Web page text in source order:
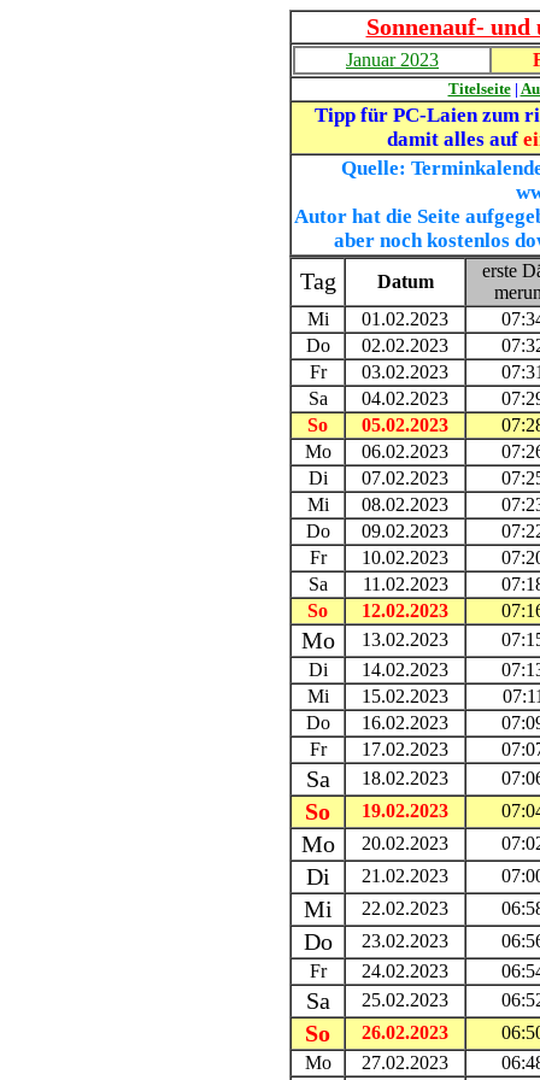
Sonnenauf-
Januar 2023
Titelseite|
Tipp für PC-Laien zum
damit alles auf
Quelle:
Autor hat die Seite
aber noch kostenlos
Tag Datum
erste
Mi
01.02.2023
Do
02.02.2023
Fr
03.02.2023
Sa
04.02.2023
So
05.02.2023
Mo
06.02.2023
Di
07.02.2023
Mi
08.02.2023
Do
09.02.2023
Fr
10.02.2023
Sa
11.02.2023
So
12.02.2023
Mo 13.02.2023
Di
14.02.2023
Mi
15.02.2023
Do
16.02.2023
Fr
17.02.2023
Sa 18.02.2023
So 19.02.2023
Mo 20.02.2023
Di 21.02.2023
Mi 22.02.2023
Do 23.02.2023
Fr
24.02.2023
Sa 25.02.2023
So 26.02.2023
Mo
27.02.2023